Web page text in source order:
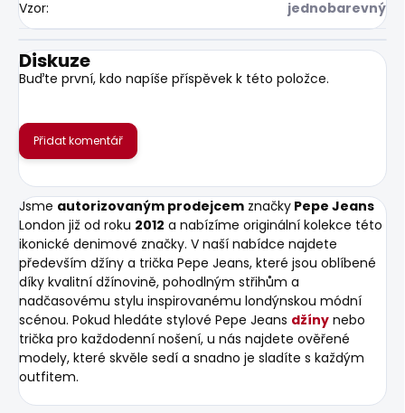
Vzor: jednobarevný
Diskuze
Buďte první, kdo napíše příspěvek k této položce.
Přidat komentář
Jsme autorizovaným prodejcem značky Pepe Jeans
London již od roku 2012 a nabízíme originální kolekce této
ikonické denimové značky. V naší nabídce najdete
především džíny a trička Pepe Jeans, které jsou oblíbené
díky kvalitní džínovině, pohodlným střihům a
nadčasovému stylu inspirovanému londýnskou módní
scénou. Pokud hledáte stylové Pepe Jeans džíny nebo
trička pro každodenní nošení, u nás najdete ověřené
modely, které skvěle sedí a snadno je sladíte s každým
outfitem.